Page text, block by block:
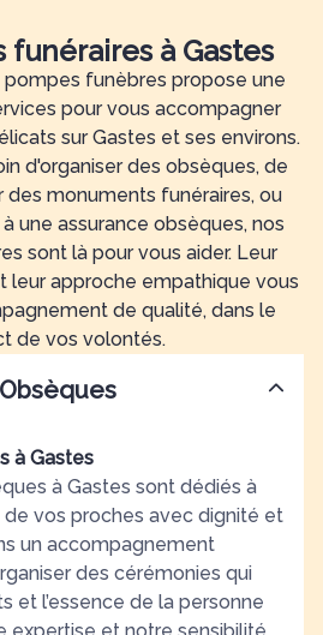
funéraires à Gastes
funèbres propose une
pour vous accompagner
sur Gastes et ses environs.
d'organiser des obsèques, de
des monuments funéraires, ou
une assurance obsèques, nos
sont là pour vous aider. Leur
leur approche empathique vous
de qualité, dans le
de vos volontés.
Obsèques
à Gastes
à Gastes sont dédiés à
de vos proches avec dignité et
un accompagnement
des cérémonies qui
et l’essence de la personne